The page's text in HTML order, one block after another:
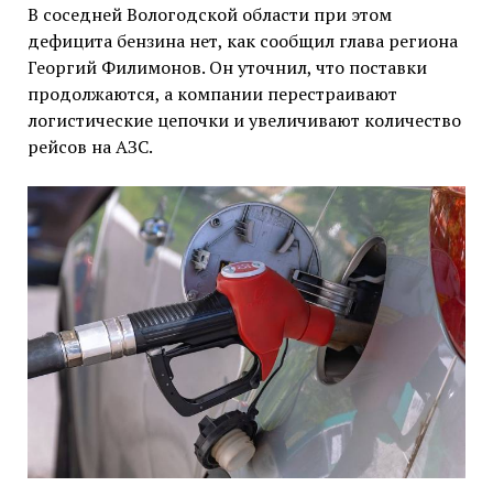
В соседней Вологодской области при этом
дефицита бензина нет, как сообщил глава региона
Георгий Филимонов. Он уточнил, что поставки
продолжаются, а компании перестраивают
логистические цепочки и увеличивают количество
рейсов на АЗС.